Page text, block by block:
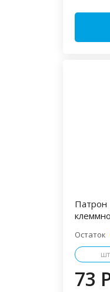
Патрон
Остаток
73